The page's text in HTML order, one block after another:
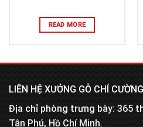
READ MORE
LIÊN HỆ XƯỞNG GỖ CHÍ CƯỜNG
Địa chỉ phòng trưng bày: 365
Tân Phú, Hồ Chí Minh.